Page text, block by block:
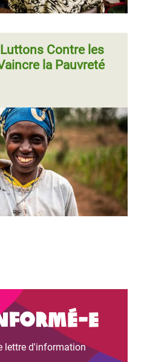
Contre les
la Pauvreté
e
lettre d'information